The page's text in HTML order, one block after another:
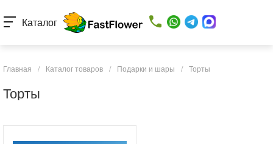
Каталог
Главная / Каталог товаров / Подарки и шары / Торты
Торты